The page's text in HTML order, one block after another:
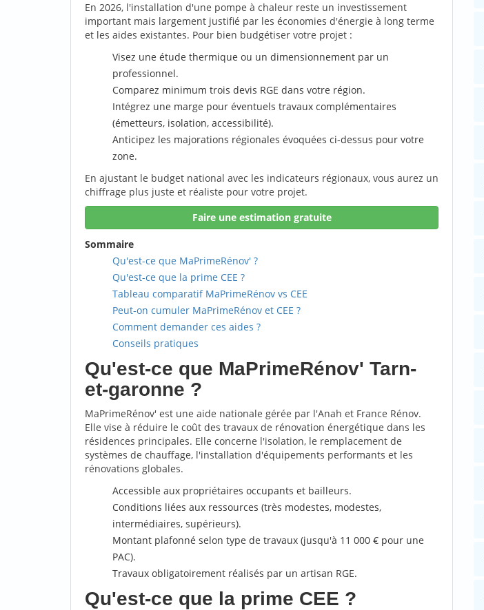
En 2026, l'installation d'une pompe à chaleur reste un investissement
important mais largement justifié par les économies d'énergie à long terme
et les aides existantes. Pour bien budgétiser votre projet :
Visez une étude thermique ou un dimensionnement par un
professionnel.
Comparez minimum trois devis RGE dans votre région.
Intégrez une marge pour éventuels travaux complémentaires
(émetteurs, isolation, accessibilité).
Anticipez les majorations régionales évoquées ci-dessus pour votre
zone.
En ajustant le budget national avec les indicateurs régionaux, vous aurez un
chiffrage plus juste et réaliste pour votre projet.
Faire une estimation gratuite
Sommaire
Qu'est-ce que MaPrimeRénov' ?
Qu'est-ce que la prime CEE ?
Tableau comparatif MaPrimeRénov vs CEE
Peut-on cumuler MaPrimeRénov et CEE ?
Comment demander ces aides ?
Conseils pratiques
Qu'est-ce que MaPrimeRénov' Tarn-
et-garonne ?
MaPrimeRénov' est une aide nationale gérée par l'Anah et France Rénov.
Elle vise à réduire le coût des travaux de rénovation énergétique dans les
résidences principales. Elle concerne l'isolation, le remplacement de
systèmes de chauffage, l'installation d'équipements performants et les
rénovations globales.
Accessible aux propriétaires occupants et bailleurs.
Conditions liées aux ressources (très modestes, modestes,
intermédiaires, supérieurs).
Montant plafonné selon type de travaux (jusqu'à 11 000 € pour une
PAC).
Travaux obligatoirement réalisés par un artisan RGE.
Qu'est-ce que la prime CEE ?